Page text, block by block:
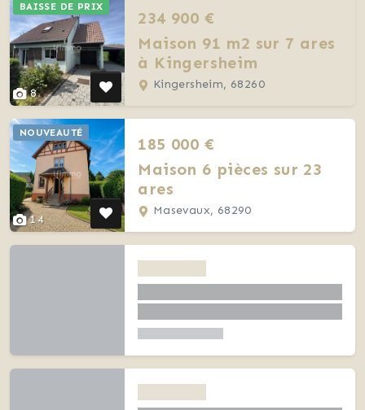
8
BAISSE DE PRIX
234 900 €
Maison 91 m2 sur 7 ares
à Kingersheim
Kingersheim, 68260
14
NOUVEAUTÉ
185 000 €
Maison 6 pièces sur 23
ares
Masevaux, 68290